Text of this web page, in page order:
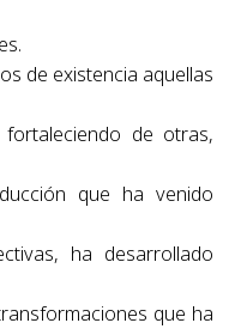
de existencia aquellas
de otras,
que ha venido
ha desarrollado
que ha